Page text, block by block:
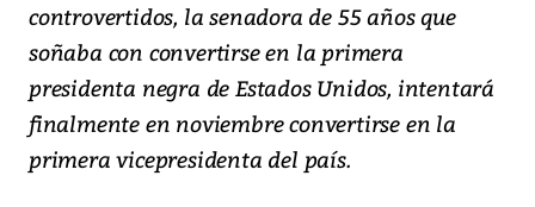
controvertidos, la senadora de 55 años que
soñaba con convertirse en la primera
presidenta negra de Estados Unidos, intentará
finalmente en noviembre convertirse en la
primera vicepresidenta del país.